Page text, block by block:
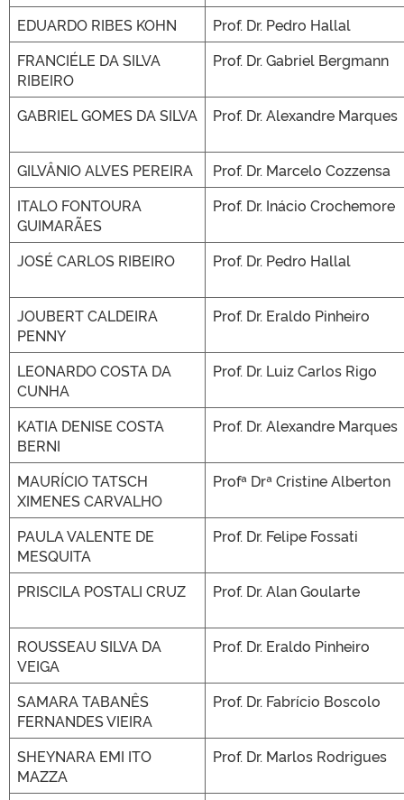
EDUARDO RIBES KOHN
Prof. Dr. Pedro Hallal
FRANCIÉLE DA SILVA
RIBEIRO
Prof. Dr. Gabriel Bergmann
GABRIEL GOMES DA SILVA Prof. Dr. Alexandre Marques
GILVÂNIO ALVES PEREIRA
Prof. Dr. Marcelo Cozzensa
ITALO FONTOURA
GUIMARÃES
Prof. Dr. Inácio Crochemore
JOSÉ CARLOS RIBEIRO Prof. Dr. Pedro Hallal
JOUBERT CALDEIRA
PENNY
Prof. Dr. Eraldo Pinheiro
LEONARDO COSTA DA
CUNHA
Prof. Dr. Luiz Carlos Rigo
KATIA DENISE COSTA
BERNI
Prof. Dr. Alexandre Marques
MAURÍCIO TATSCH
XIMENES CARVALHO
Profª Drª Cristine Alberton
PAULA VALENTE DE
MESQUITA
Prof. Dr. Felipe Fossati
PRISCILA POSTALI CRUZ Prof. Dr. Alan Goularte
ROUSSEAU SILVA DA
VEIGA
Prof. Dr. Eraldo Pinheiro
SAMARA TABANÊS
FERNANDES VIEIRA
Prof. Dr. Fabrício Boscolo
SHEYNARA EMI ITO
MAZZA
Prof. Dr. Marlos Rodrigues